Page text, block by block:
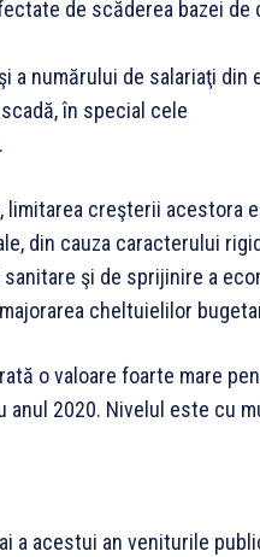
de scăderea bazei de
a numărului de salariaţi
în special cele
creşterii acestora
din cauza caracterului
şi de sprijinire a
cheltuielilor
o valoare foarte mare
anul 2020. Nivelul este cu
a acestui an veniturile